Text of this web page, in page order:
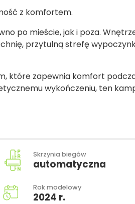
z komfortem.
po mieście, jak i poza.
przytulną strefę
które zapewnia komfort
wykończeniu, ten
Skrzynia biegów
automatyczna
Rok modelowy
2024 r.